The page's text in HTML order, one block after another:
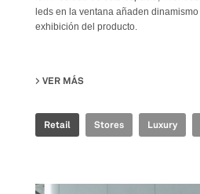
leds en la ventana añaden
exhibición del producto.
VER MÁS
Retail Stores Luxury